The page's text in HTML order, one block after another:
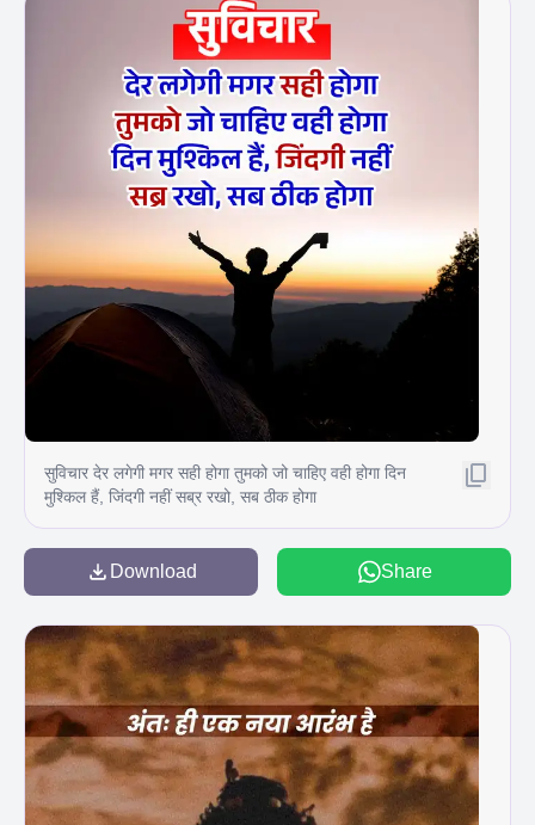
सुविचार देर लगेगी मगर सही होगा तुमको जो चाहिए वही होगा दिन
मुश्किल हैं, जिंदगी नहीं सब्र रखो, सब ठीक होगा
Download Share